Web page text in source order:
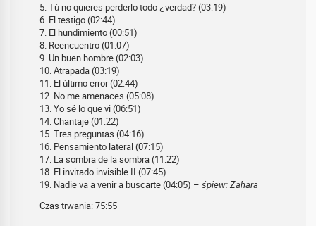
5. Tú no quieres perderlo todo ¿verdad? (03:19)
6. El testigo (02:44)
7. El hundimiento (00:51)
8. Reencuentro (01:07)
9. Un buen hombre (02:03)
10. Atrapada (03:19)
11. El último error (02:44)
12. No me amenaces (05:08)
13. Yo sé lo que vi (06:51)
14. Chantaje (01:22)
15. Tres preguntas (04:16)
16. Pensamiento lateral (07:15)
17. La sombra de la sombra (11:22)
18. El invitado invisible II (07:45)
19. Nadie va a venir a buscarte (04:05) – śpiew: Zahara
Czas trwania: 75:55